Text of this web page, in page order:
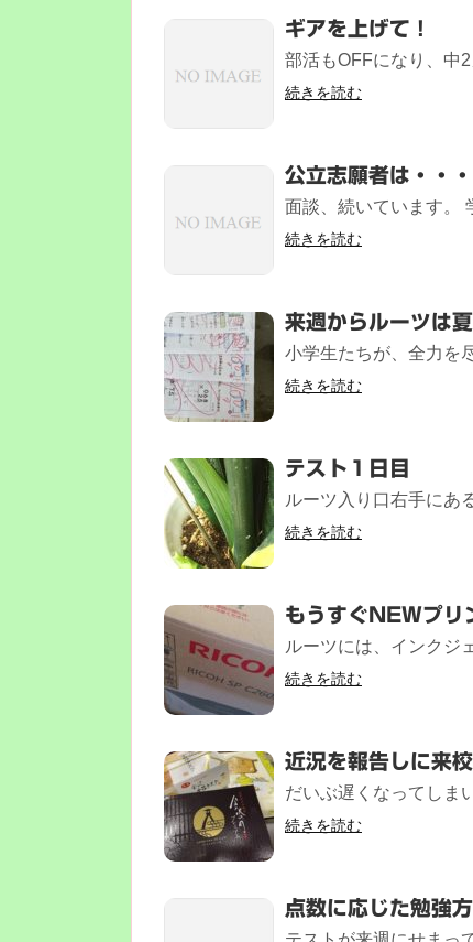
ギアを上げて！
部活もOFFになり、中
続きを読む
公立志願者は・・・
面談、続いています。
続きを読む
来週からルーツは
小学生たちが、全力を
続きを読む
テスト１日目
ルーツ入り口右手にあ
続きを読む
もうすぐNEWプリ
ルーツには、インクジ
続きを読む
近況を報告しに来
だいぶ遅くなってしま
続きを読む
点数に応じた勉強